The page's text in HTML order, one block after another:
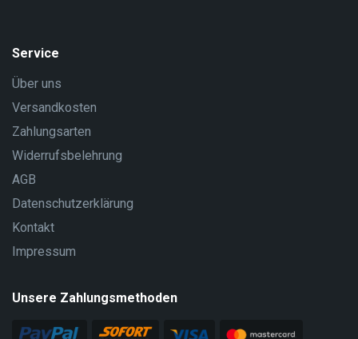
Service
Über uns
Versandkosten
Zahlungsarten
Widerrufsbelehrung
AGB
Datenschutzerklärung
Kontakt
Impressum
Unsere Zahlungsmethoden